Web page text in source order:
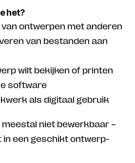
het?
van ontwerpen met anderen
van bestanden aan
wilt bekijken of printen
software
als digitaal gebruik
meestal niet bewerkbaar –
in een geschikt ontwerp­